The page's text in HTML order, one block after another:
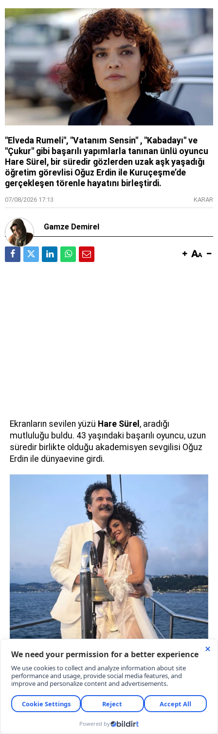
"Elveda Rumeli", "Vatanım Sensin" , "Kabadayı" ve
''Çukur'' gibi başarılı yapımlarla tanınan ünlü oyuncu
Hare Sürel, bir süredir gözlerden uzak aşk yaşadığı
öğretim görevlisi Oğuz Erdin ile Kuruçeşme’de
gerçekleşen törenle hayatını birleştirdi.
07/08/2026 17:13 KARAR
Gamze Demirel
Ekranların sevilen yüzü Hare Sürel , aradığı
mutluluğu buldu. 43 yaşındaki başarılı oyuncu, uzun
süredir birlikte olduğu akademisyen sevgilisi Oğuz
Erdin ile dünyaevine girdi.
İSTANBUL KURUÇEŞME'DE BUTİK TÖREN
Çiftin nikah töreni İstanbul Kuruçeşme’de, aile
samimi bir organizasyonla gerçekleşti. İkilinin bu